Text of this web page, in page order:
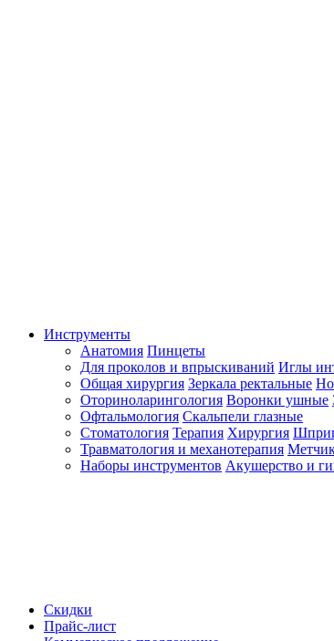
Инструменты
Анатомия Пинцеты
Для проколов и впрыскиваний Иглы
Общая хирургия Зеркала ректальные
Оториноларингология Воронки ушные
Офтальмология Скальпели глазные
Стоматология Терапия Хирургия
Травматология и механотерапия
Наборы инструментов Акушерство и
Скидки
Прайс-лист